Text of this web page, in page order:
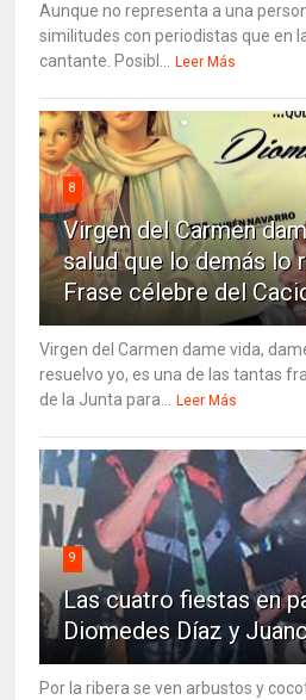
Aunque no representa a una
similitudes con periodistas que en
cantante. Posibl... Leer Más
8
Virgen del Carmen
salud que lo demás lo
Frase célebre del
Virgen del Carmen dame vida,
resuelvo yo, es una de las tantas
de la Junta para... Leer Más
9
Las cuatro fiestas en
Diomedes Díaz y
Por la ribera se ven arbustos y